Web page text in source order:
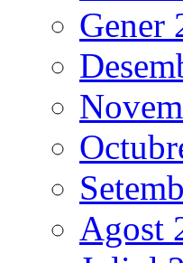
Gener
Agost